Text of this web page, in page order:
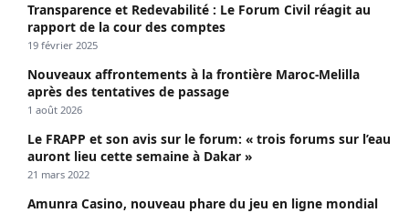
Transparence et Redevabilité : Le Forum Civil réagit au
rapport de la cour des comptes
19 février 2025
Nouveaux affrontements à la frontière Maroc-Melilla
après des tentatives de passage
1 août 2026
Le FRAPP et son avis sur le forum: « trois forums sur l’eau
auront lieu cette semaine à Dakar »
21 mars 2022
Amunra Casino, nouveau phare du jeu en ligne mondial